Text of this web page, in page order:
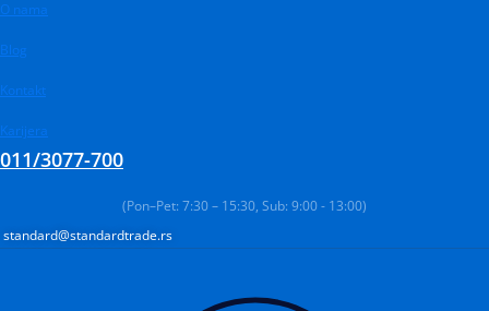
Pređi
sadržaj
O nama
Blog
Kontakt
Karijera
011/3077-700
(Pon–Pet: 7:30 – 15:30, Sub: 9:00 - 13:00)
standard@standardtrade.rs
Products
Products